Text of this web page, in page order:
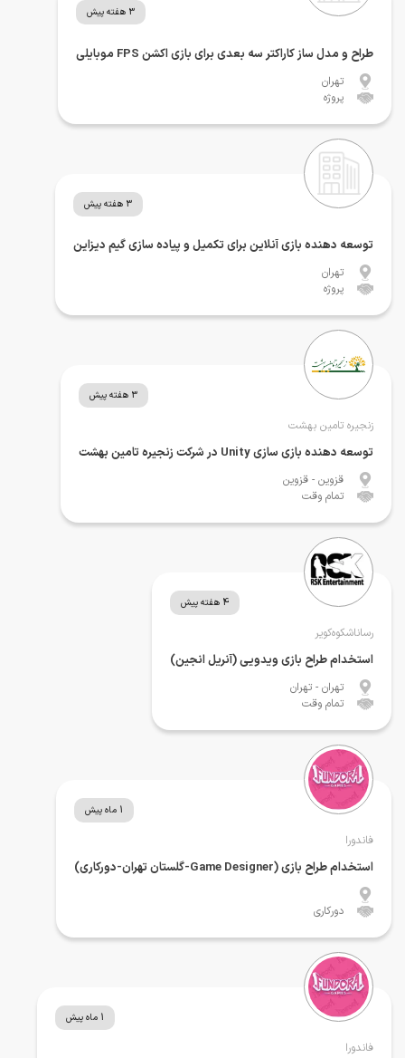
3 هفته پیش
طراح و مدل ساز کاراکتر سه بعدی برای بازی اکشن FPS موبایلی
تهران
پروژه
3 هفته پیش
توسعه دهنده بازی آنلاین برای تکمیل و پیاده سازی گیم دیزاین
تهران
پروژه
3 هفته پیش
زنجیره تامین بهشت
توسعه دهنده بازی سازی Unity در شرکت زنجیره تامین بهشت
قزوین - قزوین
تمام وقت
4 هفته پیش
رساناشکوه‌کویر
استخدام طراح بازی ویدویی (آنریل انجین)
تهران - تهران
تمام وقت
1 ماه پیش
فاندورا
استخدام طراح بازی (Game Designer-گلستان تهران-دورکاری)
دورکاری
1 ماه پیش
فاندورا